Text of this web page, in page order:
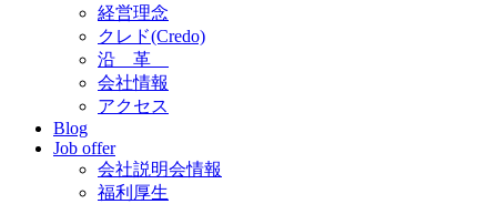
経営理念
クレド(Credo)
沿 革
会社情報
アクセス
Blog
Job offer
会社説明会情報
福利厚生